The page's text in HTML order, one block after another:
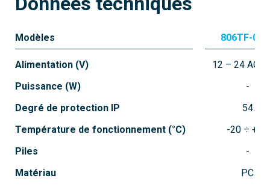
806TF-0040
DXR20CAM
Caractéristique principale
Réglable 0-180°, Anti-vandalisme
Portée
20 m
Modèles
Alimentation (V)
Puissance (W)
Degré de protection IP
Température de fonctionnement (°C)
Piles
Matériau
806TF-
12 – 24 AC –
54
-20 ÷ +55
PC